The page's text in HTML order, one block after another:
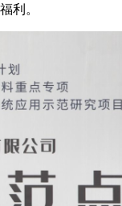
利。